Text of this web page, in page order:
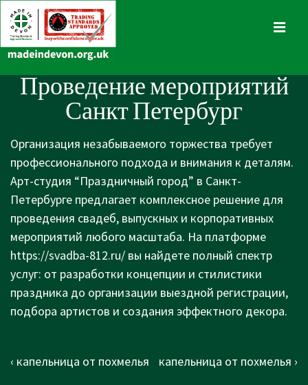
Skip
to
Content
Main
Navigation
Проведение мероприятий
Санкт Петербург
Организация незабываемого торжества требует
профессионального подхода и внимания к деталям.
Арт-студия “Праздничный город” в Санкт-
Петербурге предлагает комплексное решение для
проведения свадеб, выпускных и корпоративных
мероприятий любого масштаба. На платформе
https://svadba-812.ru/ вы найдете полный спектр
услуг: от разработки концепции и стилистики
праздника до организации выездной регистрации,
подбора артистов и создания эффектного декора.
Post
Previous
‹ капельница от похмелья
Next
капельница от похмелья ›